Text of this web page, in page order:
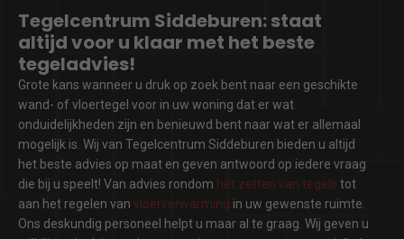
Tegelcentrum Siddeburen: staat
altijd voor u klaar met het beste
tegeladvies!
Grote kans wanneer u druk op zoek bent naar een geschikte
wand- of vloertegel voor in uw woning dat er wat
onduidelijkheden zijn en benieuwd bent naar wat er allemaal
mogelijk is. Wij van Tegelcentrum Siddeburen bieden u altijd
het beste advies op maat en geven antwoord op iedere vraag
die bij u speelt! Van advies rondom het zetten van tegels tot
aan het regelen van vloerverwarming in uw gewenste ruimte.
Ons deskundig personeel helpt u maar al te graag. Wij geven u